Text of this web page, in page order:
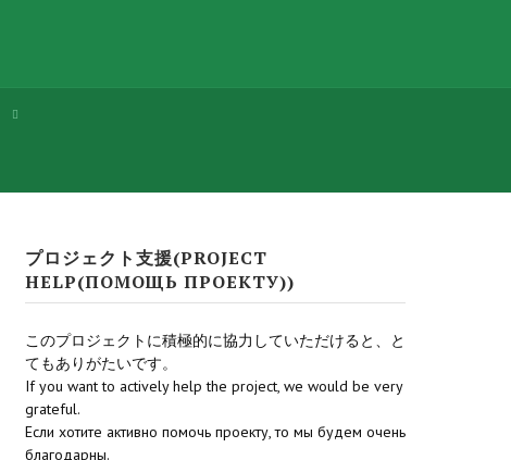
プロジェクト支援(PROJECT
HELP(ПОМОЩЬ ПРОЕКТУ))
このプロジェクトに積極的に協力していただけると、と
てもありがたいです。
If you want to actively help the project, we would be very
grateful.
Если хотите активно помочь проекту, то мы будем очень
благодарны.